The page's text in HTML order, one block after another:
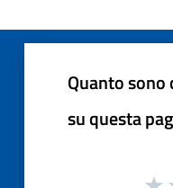
Quanto
su questa